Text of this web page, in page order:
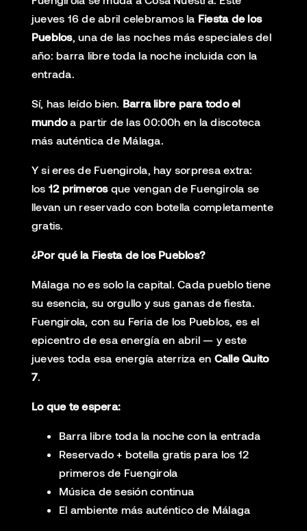
jueves 16 de abril celebramos la Fiesta de los
Pueblos, una de las noches más especiales del
año: barra libre toda la noche incluida con la
entrada.
Sí, has leído bien. Barra libre para todo el
mundoa partir de las 00:00h en la discoteca
más auténtica de Málaga.
Y si eres de Fuengirola, hay sorpresa extra:
los 12 primerosque vengan de Fuengirola se
llevan un reservado con botella completamente
gratis.
¿Por qué la Fiesta de los Pueblos?
Málaga no es solo la capital. Cada pueblo tiene
su esencia, su orgullo y sus ganas de fiesta.
Fuengirola, con su Feria de los Pueblos, es el
epicentro de esa energía en abril — y este
jueves toda esa energía aterriza en Calle Quito
7.
Lo que te espera:
Barra libre toda la noche con la entrada
Reservado + botella gratis para los 12
primeros de Fuengirola
Música de sesión continua
El ambiente más auténtico de Málaga